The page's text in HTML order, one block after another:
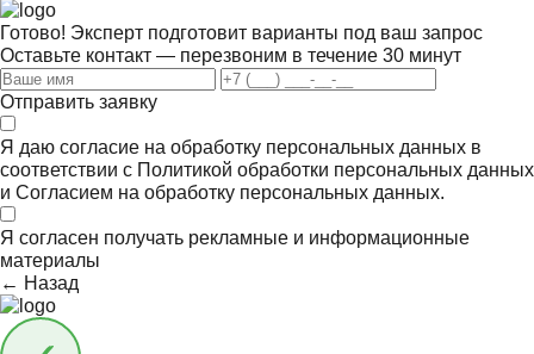
Готово! Эксперт подготовит варианты под ваш запрос
Оставьте контакт — перезвоним в течение 30 минут
Отправить заявку
Я даю согласие на обработку персональных данных в
соответствии с Политикой обработки персональных данных
и Согласием на обработку персональных данных.
Я согласен получать рекламные и информационные
материалы
← Назад